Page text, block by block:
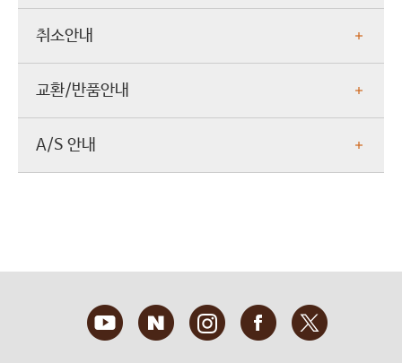
취소안내
교환/반품안내
A/S 안내